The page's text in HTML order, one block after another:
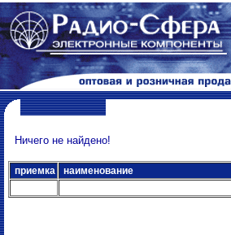
Ничего не найдено!
приемка наименование